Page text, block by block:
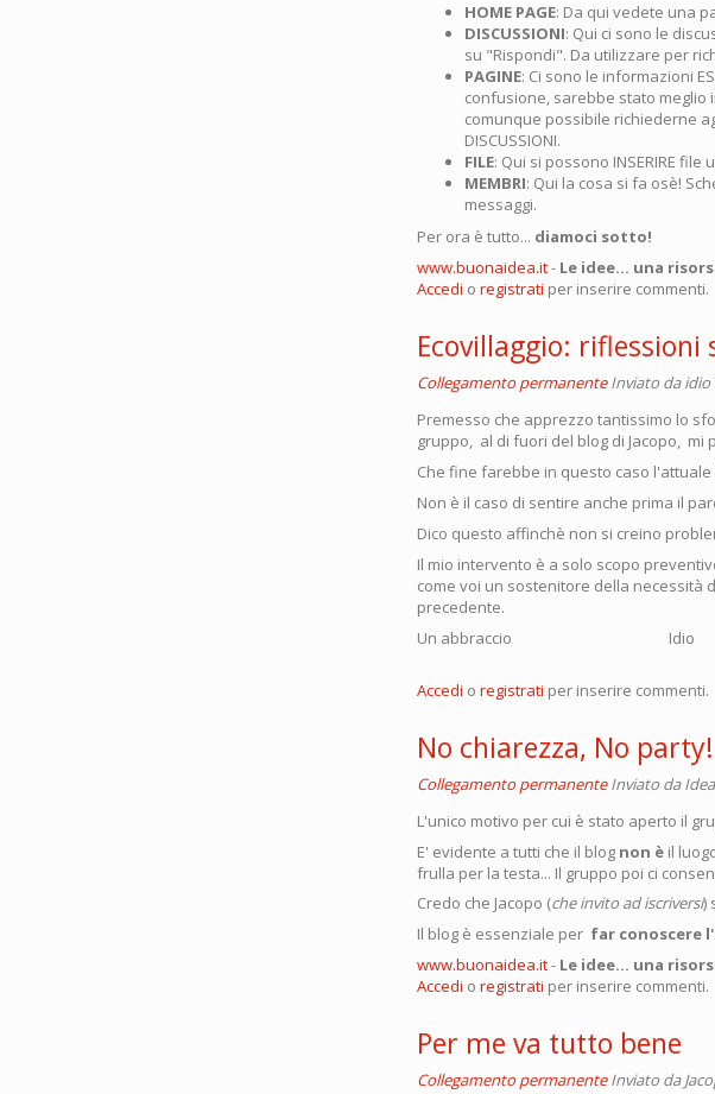
HOME PAGE: Da qui vedete una
DISCUSSIONI: Qui ci sono le
su "Rispondi". Da utilizzare per
PAGINE: Ci sono le informazioni
confusione, sarebbe stato meglio
comunque possibile richiederne
DISCUSSIONI.
FILE: Qui si possono INSERIRE file
MEMBRI: Qui la cosa si fa osè!
messaggi.
Per ora è tutto... diamoci sotto!
www.buonaidea.it- Le idee... una
Accedi o registrati per inserire commenti.
Ecovillaggio: riflessioni
Collegamento permanente Inviato daidio
Premesso che apprezzo tantissimo lo
gruppo, al di fuori del blog di Jacopo, mi
Che fine farebbe in questo caso
Non è il caso di sentire anche prima il
Dico questo affinchè non si creino
Il mio intervento è a solo scopo
come voi un sostenitore della necessità
precedente.
Un abbraccio Idio
Accedi o registrati per inserire commenti.
No chiarezza, No party!
Collegamento permanente Inviato da
L'unico motivo per cui è stato aperto il
E' evidente a tutti che il blog non è il
frulla per la testa... Il gruppo poi ci
Credo che Jacopo (che invito ad iscriversi)
Il blog è essenziale per far conoscere
www.buonaidea.it- Le idee... una
Accedi o registrati per inserire commenti.
Per me va tutto bene
Collegamento permanente Inviato da